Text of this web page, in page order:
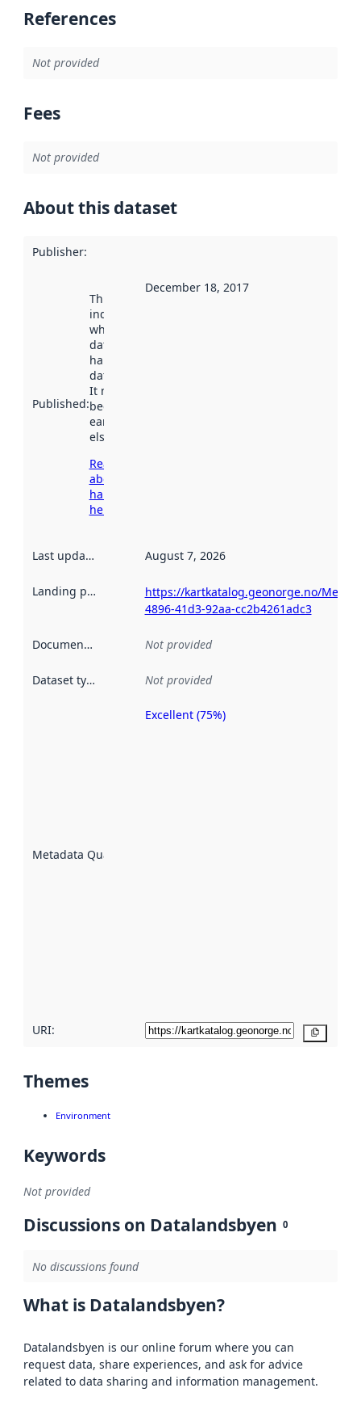
References
Not provided
Fees
Not provided
About this dataset
Publisher:
Published:
This date
indicates
when the
dataset was
harvested by
data.norge.no.
It may have
been available
earlier
elsewhere.
Read more
about
harvesting
here
December 18, 2017
Last updated August 7, 2026
Landing page
https://kartkatalog.geonorge.no/
4896-41d3-92aa-cc2b4261adc3
Documentation Not provided
Dataset type Not provided
Metadata Quality
Excellent (75%)
URI:
Themes
Environment
Keywords
Not provided
Discussions on Datalandsbyen 0
No discussions found
What is Datalandsbyen?
Datalandsbyen is our online forum where you can
request data, share experiences, and ask for advice
related to data sharing and information management.